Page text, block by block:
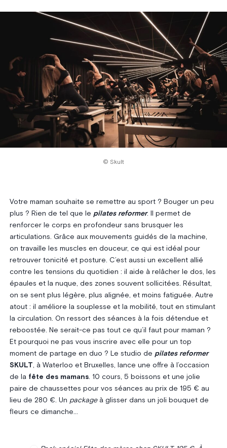
© Skult
Votre maman souhaite se remettre au sport ? Bouger un peu
plus ? Rien de tel que le pilates reformer. Il permet de
renforcer le corps en profondeur sans brusquer les
articulations. Grâce aux mouvements guidés de la machine,
on travaille les muscles en douceur, ce qui est idéal pour
retrouver tonicité et posture. C’est aussi un excellent allié
contre les tensions du quotidien : il aide à relâcher le dos, les
épaules et la nuque, des zones souvent sollicitées. Résultat,
on se sent plus légère, plus alignée, et moins fatiguée. Autre
atout : il améliore la souplesse et la mobilité, tout en stimulant
la circulation. On ressort des séances à la fois détendue et
reboostée. Ne serait-ce pas tout ce qu’il faut pour maman ?
Et pourquoi ne pas vous inscrire avec elle pour un top
moment de partage en duo ? Le studio de pilates reformer
SKULT, à Waterloo et Bruxelles, lance une offre à l’occasion
de la fête des mamans. 10 cours, 5 boissons et une jolie
paire de chaussettes pour vos séances au prix de 195 € au
lieu de 280 €. Un packageà glisser dans un joli bouquet de
fleurs ce dimanche…